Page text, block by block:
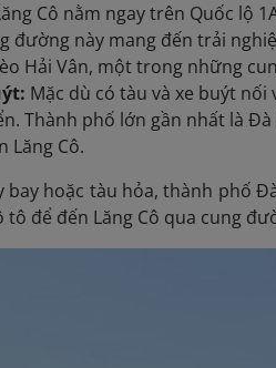
Cô nằm ngay trên Quốc lộ
đường này mang đến trải
Hải Vân, một trong những
Mặc dù có tàu và xe buýt
Thành phố lớn gần nhất là
Lăng Cô.
bay hoặc tàu hỏa, thành phố
để đến Lăng Cô qua cung